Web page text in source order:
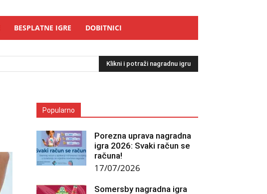
BESPLATNE IGRE DOBITNICI
Klikni i potraži nagradnu igru
Popularno
Porezna uprava nagradna
igra 2026: Svaki račun se
računa!
17/07/2026
Somersby nagradna igra